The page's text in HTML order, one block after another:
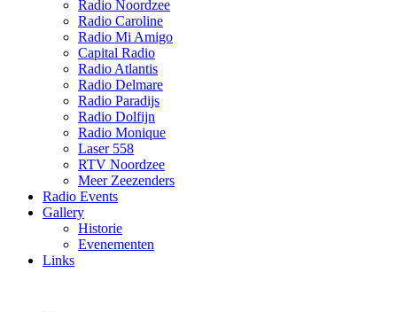
Radio Noordzee
Radio Caroline
Radio Mi Amigo
Capital Radio
Radio Atlantis
Radio Delmare
Radio Paradijs
Radio Dolfijn
Radio Monique
Laser 558
RTV Noordzee
Meer Zeezenders
Radio Events
Gallery
Historie
Evenementen
Links